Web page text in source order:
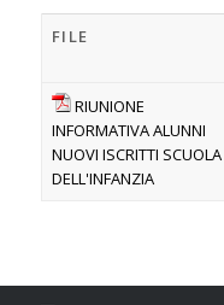
FILE
RIUNIONE
INFORMATIVA ALUNNI
NUOVI ISCRITTI SCUOLA
DELL'INFANZIA